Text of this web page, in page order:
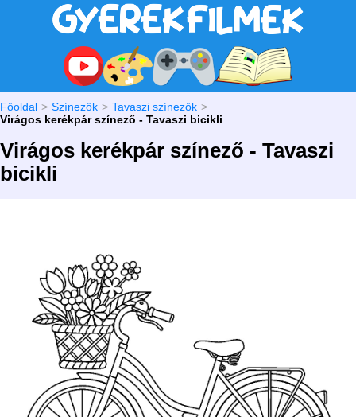
Főoldal Színezők
Tavaszi színezők
Virágos kerékpár színező - Tavaszi bicikli
Virágos kerékpár színező - Tavaszi
bicikli